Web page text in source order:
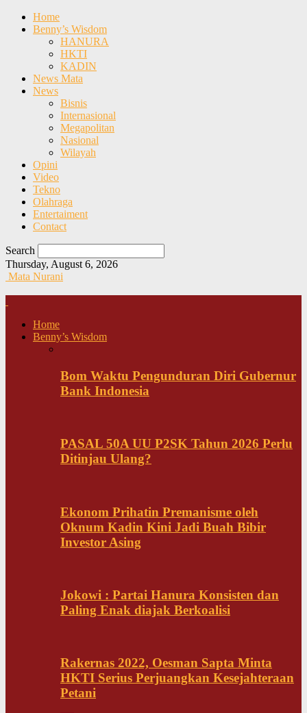
Home
Benny’s Wisdom
HANURA
HKTI
KADIN
News Mata
News
Bisnis
Internasional
Megapolitan
Nasional
Wilayah
Opini
Video
Tekno
Olahraga
Entertaiment
Contact
Search
Thursday, August 6, 2026
Mata Nurani
Home
Benny’s Wisdom
Bom Waktu Pengunduran Diri Gubernur
Bank Indonesia
PASAL 50A UU P2SK Tahun 2026 Perlu
Ditinjau Ulang?
Ekonom Prihatin Premanisme oleh
Oknum Kadin Kini Jadi Buah Bibir
Investor Asing
Jokowi : Partai Hanura Konsisten dan
Paling Enak diajak Berkoalisi
Rakernas 2022, Oesman Sapta Minta
HKTI Serius Perjuangkan Kesejahteraan
Petani